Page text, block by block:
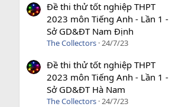
Đề thi thử tốt nghiệp THPT
2023 môn Tiếng Anh - Lần 1 -
Sở GD&ĐT Nam Định
The Collectors 24/7/23
Đề thi thử tốt nghiệp THPT
2023 môn Tiếng Anh - Lần 1 -
Sở GD&ĐT Hà Nam
The Collectors 24/7/23